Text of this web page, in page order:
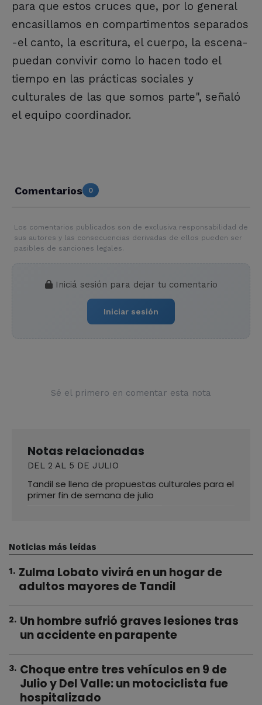
para que estos cruces que, por lo general
encasillamos en compartimentos separados
-el canto, la escritura, el cuerpo, la escena-
puedan convivir como lo hacen todo el
tiempo en las prácticas sociales y
culturales de las que somos parte", señaló
el equipo coordinador.
Comentarios 0
Los comentarios publicados son de exclusiva responsabilidad de
sus autores y las consecuencias derivadas de ellos pueden ser
pasibles de sanciones legales.
Iniciá sesión para dejar tu comentario
Iniciar sesión
Sé el primero en comentar esta nota
Notas relacionadas
DEL 2 AL 5 DE JULIO
Tandil se llena de propuestas culturales para el
primer fin de semana de julio
Noticias más leídas
1. Zulma Lobato vivirá en un hogar de
adultos mayores de Tandil
2. Un hombre sufrió graves lesiones tras
un accidente en parapente
3. Choque entre tres vehículos en 9 de
Julio y Del Valle: un motociclista fue
hospitalizado